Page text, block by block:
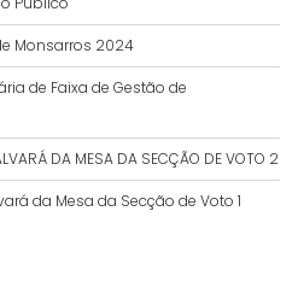
Monsarros 2024
de Faixa de Gestão de
DA MESA DA SECÇÃO DE VOTO 2
da Mesa da Secção de Voto 1